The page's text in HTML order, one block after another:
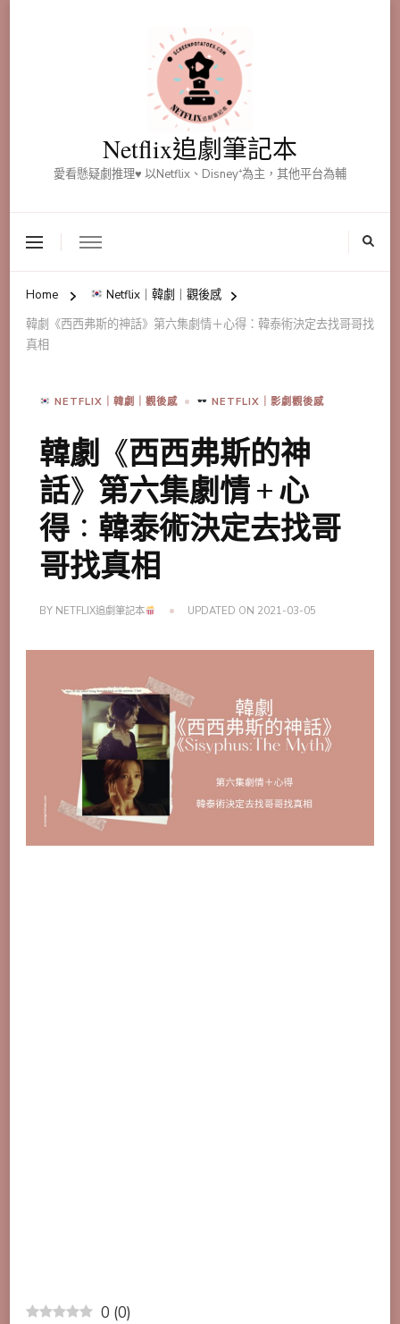
Netflix追劇筆記本
愛看懸疑劇推理♥ 以Netflix、Disney⁺為主，其他平台為輔
Home
Netflix｜韓劇｜觀後感
韓劇《西西弗斯的神話》第六集劇情＋心得：韓泰術決定去找哥哥找
真相
NETFLIX｜韓劇｜觀後感 NETFLIX｜影劇觀後感
韓劇《西西弗斯的神
話》第六集劇情＋心
得：韓泰術決定去找哥
哥找真相
BY NETFLIX追劇筆記本 UPDATED ON 2021-03-05
0 (0)